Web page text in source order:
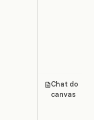
Chat do
canvas